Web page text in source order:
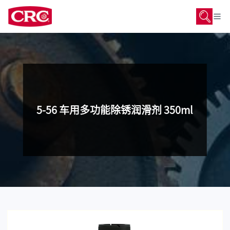
5-56 车用多功能除锈润滑剂 350ml